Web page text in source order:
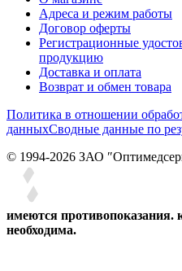
Адреса и режим работы
Договор оферты
Регистрационные
продукцию
Доставка и оплата
Возврат и обмен товара
Политика в отношении
данныхСводные данные по
© 1994-2026 ЗАО
имеются противопоказания.
необходима.